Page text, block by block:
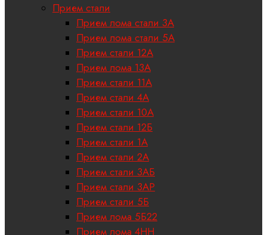
Прием стали
Прием лома стали 3А
Прием лома стали 5А
Прием стали 12А
Прием лома 13А
Прием стали 11А
Прием стали 4А
Прием стали 10А
Прием стали 12Б
Прием стали 1А
Прием стали 2А
Прием стали 3АБ
Прием стали 3АР
Прием стали 5Б
Прием лома 5Б22
Прием лома 4НН